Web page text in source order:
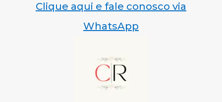
Clique aqui e fale conosco via
WhatsApp